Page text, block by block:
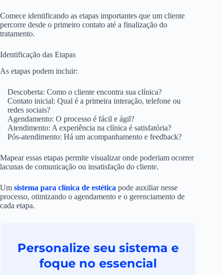
Comece identificando as etapas importantes que um cliente
percorre desde o primeiro contato até a finalização do
tratamento.
Identificação das Etapas
As etapas podem incluir:
Descoberta: Como o cliente encontra sua clínica?
Contato inicial: Qual é a primeira interação, telefone ou
redes sociais?
Agendamento: O processo é fácil e ágil?
Atendimento: A experiência na clínica é satisfatória?
Pós-atendimento: Há um acompanhamento e feedback?
Mapear essas etapas permite visualizar onde poderiam ocorrer
lacunas de comunicação ou insatisfação do cliente.
Um sistema para clínica de estética pode auxiliar nesse
processo, otimizando o agendamento e o gerenciamento de
cada etapa.
Personalize seu sistema e
foque no essencial